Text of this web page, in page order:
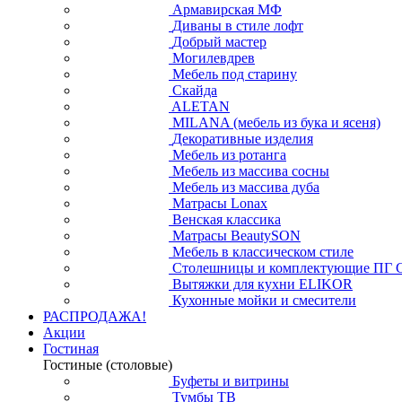
Армавирская МФ
Диваны в стиле лофт
Добрый мастер
Могилевдрев
Мебель под старину
Скайда
ALETAN
MILANA (мебель из бука и ясеня)
Декоративные изделия
Мебель из ротанга
Мебель из массива сосны
Мебель из массива дуба
Матрасы Lonax
Венская классика
Матрасы BeautySON
Мебель в классическом стиле
Столешницы и комплектующие ПГ
Вытяжки для кухни ELIKOR
Кухонные мойки и смесители
РАСПРОДАЖА!
Акции
Гостиная
Гостиные (столовые)
Буфеты и витрины
Тумбы ТВ